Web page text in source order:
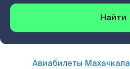
Найти
Авиабилеты Махачкала